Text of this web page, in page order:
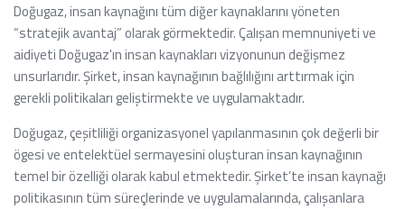
Doğugaz, insan kaynağını tüm diğer kaynaklarını yöneten
“stratejik avantaj” olarak görmektedir. Çalışan memnuniyeti ve
aidiyeti Doğugaz'ın insan kaynakları vizyonunun değişmez
unsurlarıdır. Şirket, insan kaynağının bağlılığını arttırmak için
gerekli politikaları geliştirmekte ve uygulamaktadır.
Doğugaz, çeşitliliği organizasyonel yapılanmasının çok değerli bir
ögesi ve entelektüel sermayesini oluşturan insan kaynağının
temel bir özelliği olarak kabul etmektedir. Şirket’te insan kaynağı
politikasının tüm süreçlerinde ve uygulamalarında, çalışanlara